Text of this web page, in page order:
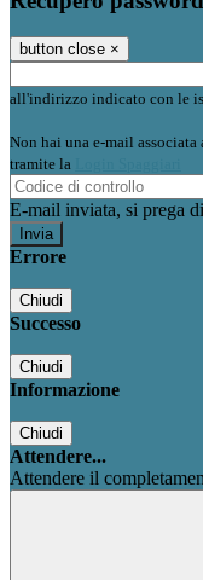
button close ×
all'indirizzo indicato con le
Non hai una e-mail
tramite la
E-mail inviata, si prega
Errore
Chiudi
Successo
Chiudi
Informazione
Chiudi
Attendere...
Attendere il